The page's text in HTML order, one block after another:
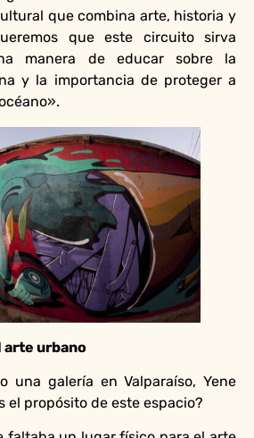
que combina arte, historia y
que este circuito sirva
manera de educar sobre la
y la importancia de proteger a
arte urbano
una galería en Valparaíso, Yene
el propósito de este espacio?